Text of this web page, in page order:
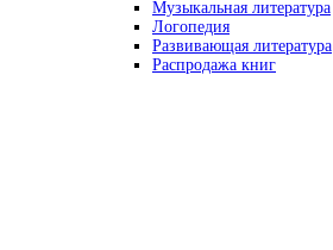
Музыкальная литература
Логопедия
Развивающая литература
Распродажа книг